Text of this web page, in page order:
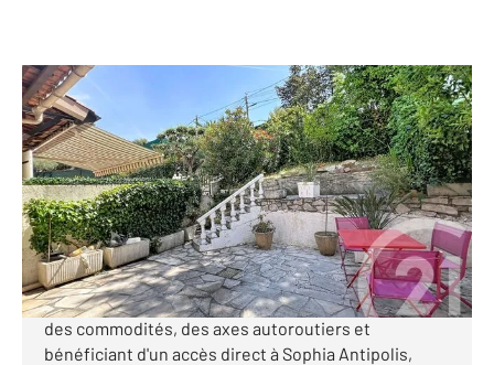
ANTIBES 06
68,90 m
Ref : 2333
Maison à vendre
420 000 €
Exclusivité. Antibes - Rastines. Dans un petit
domaine fermé, au calme, tout en étant à proximité
des commodités, des axes autoroutiers et
bénéficiant d'un accès direct à Sophia Antipolis,